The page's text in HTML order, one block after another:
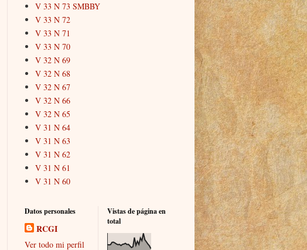
V 33 N 73 SMBBY
V 33 N 72
V 33 N 71
V 33 N 70
V 32 N 69
V 32 N 68
V 32 N 67
V 32 N 66
V 32 N 65
V 31 N 64
V 31 N 63
V 31 N 62
V 31 N 61
V 31 N 60
Datos personales
RCGI
Ver todo mi perfil
Vistas de página en
total